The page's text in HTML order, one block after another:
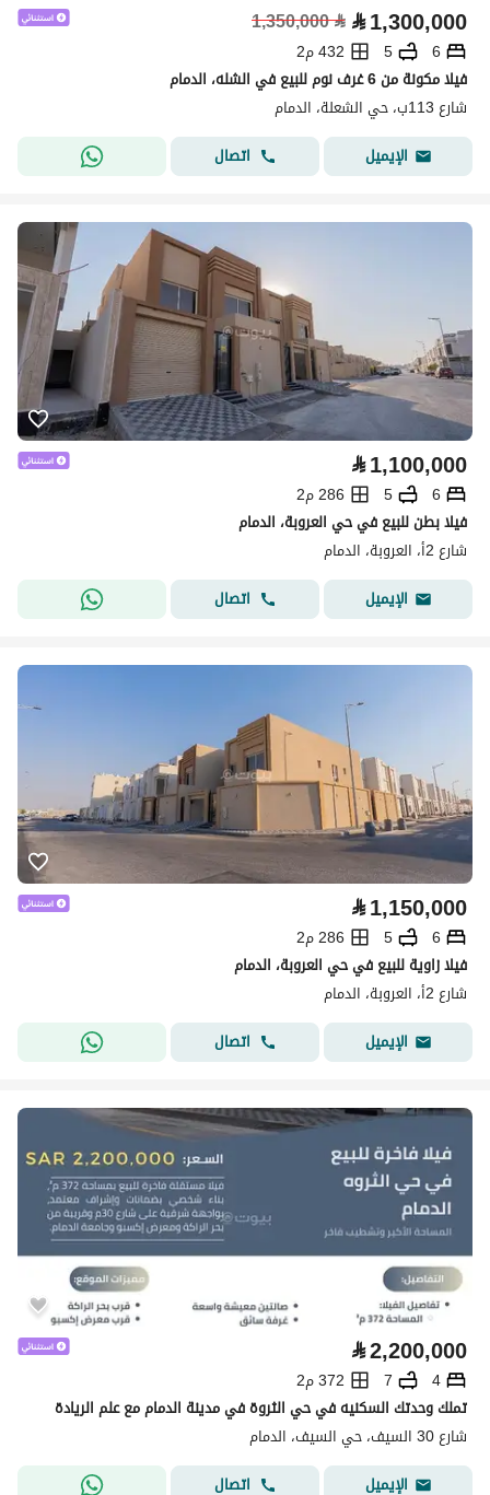
⃁1,300,000
⃁
1,350,000
6
5
432 م2
فيلا مكونة من 6 غرف نوم للبيع في الشله، الدمام
شارع 113ب، حي الشعلة، الدمام
الإيميل
اتصال
⃁1,100,000
6
5
286 م2
فيلا بطن للبيع في حي العروبة، الدمام
شارع 2أ، العروبة، الدمام
الإيميل
اتصال
⃁1,150,000
6
5
286 م2
فيلا زاوية للبيع في حي العروبة، الدمام
شارع 2أ، العروبة، الدمام
الإيميل
اتصال
⃁2,200,000
4
7
372 م2
تملك وحدتك السكنيه في حي الثروة في مدينة الدمام مع علم الريادة
شارع 30 السيف، حي السيف، الدمام
الإيميل
اتصال